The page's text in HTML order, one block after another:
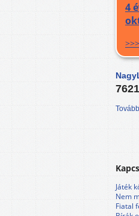
4
Játék
Nem
Fiatal